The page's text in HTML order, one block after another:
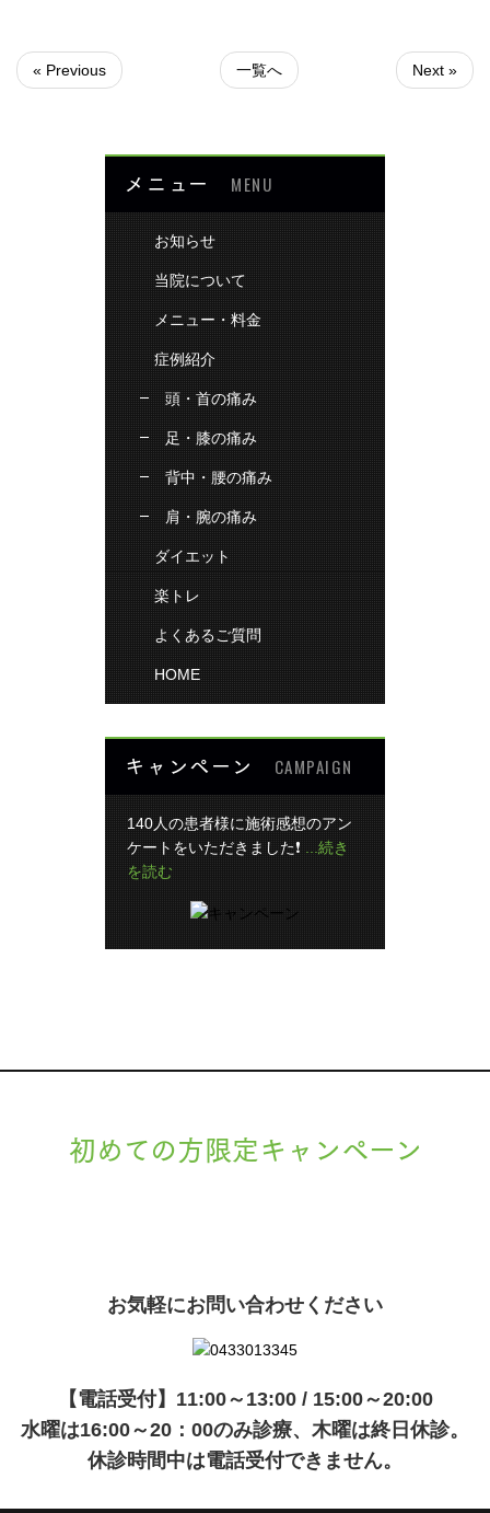
« Previous 一覧へ Next »
メニュー MENU
お知らせ
当院について
メニュー・料金
症例紹介
頭・首の痛み
足・膝の痛み
背中・腰の痛み
肩・腕の痛み
ダイエット
楽トレ
よくあるご質問
HOME
キャンペーン CAMPAIGN
140人の患者様に施術感想のアン
ケートをいただきました❗
...続き
を読む
初めての方限定キャンペーン
お気軽にお問い合わせください
【電話受付】11:00～13:00 / 15:00～20:00
水曜は16:00～20：00のみ診療、木曜は終日休診。
休診時間中は電話受付できません。